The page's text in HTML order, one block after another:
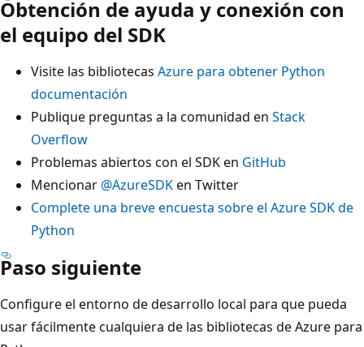
Obtención de ayuda y conexión con
el equipo del SDK
Visite las bibliotecas Azure para obtener Python
documentación
Publique preguntas a la comunidad en Stack
Overflow
Problemas abiertos con el SDK en GitHub
Mencionar @AzureSDKen Twitter
Complete una breve encuesta sobre el Azure SDK de
Python
Paso siguiente
Configure el entorno de desarrollo local para que pueda
usar fácilmente cualquiera de las bibliotecas de Azure para